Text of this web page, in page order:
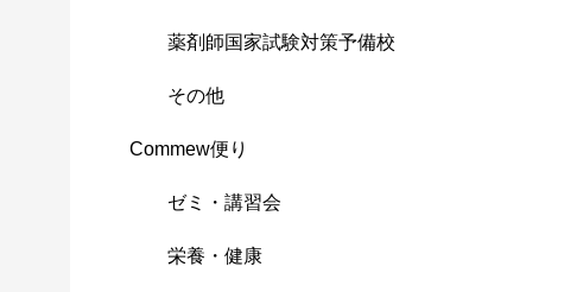
薬剤師国家試験対策予備校
その他
Commew便り
ゼミ・講習会
栄養・健康